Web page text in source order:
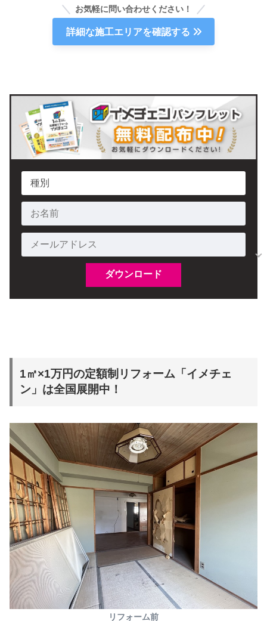
お気軽に問い合わせください！
詳細な施工エリアを確認する
1㎡×1万円の定額制リフォーム「イメチェ
ン」は全国展開中！
リフォーム前